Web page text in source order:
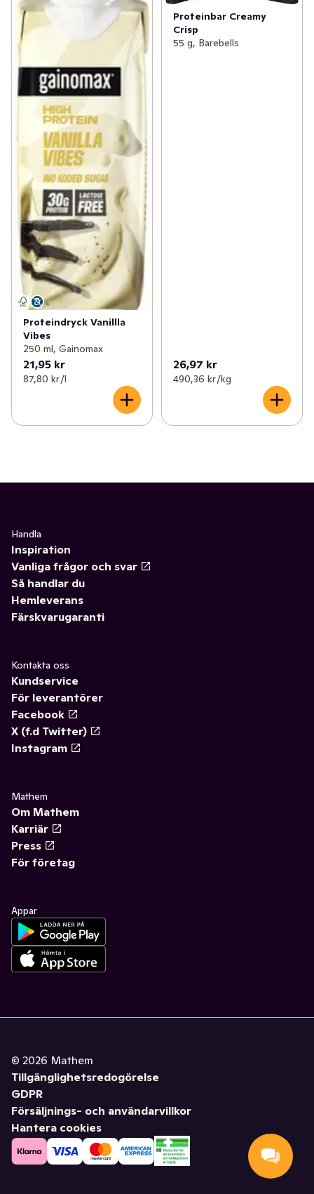
Proteindryck Vanillla
Vibes
250 ml, Gainomax
21,95 kr
87,80 kr /l
Proteinbar Creamy
Crisp
55 g, Barebells
26,97 kr
490,36 kr /kg
Handla
Inspiration
Vanliga frågor och svar
Så handlar du
Hemleverans
Färskvarugaranti
Kontakta oss
Kundservice
För leverantörer
Facebook
X (f.d Twitter)
Instagram
Mathem
Om Mathem
Karriär
Press
För företag
Appar
© 2026 Mathem
Tillgänglighetsredogörelse
GDPR
Försäljnings- och användarvillkor
Hantera cookies